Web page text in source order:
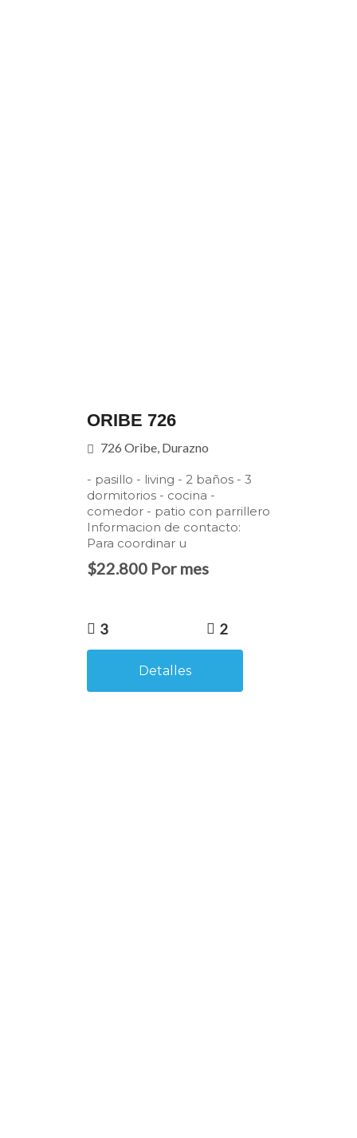
ORIBE 726
726 Oribe, Durazno
- pasillo - living - 2 baños - 3
dormitorios - cocina -
comedor - patio con parrillero
Informacion de contacto:
Para coordinar u
$22.800 Por mes
3 2
Detalles